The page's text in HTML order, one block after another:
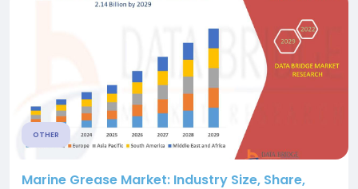
OTHER
Marine Grease Market: Industry Size, Share,